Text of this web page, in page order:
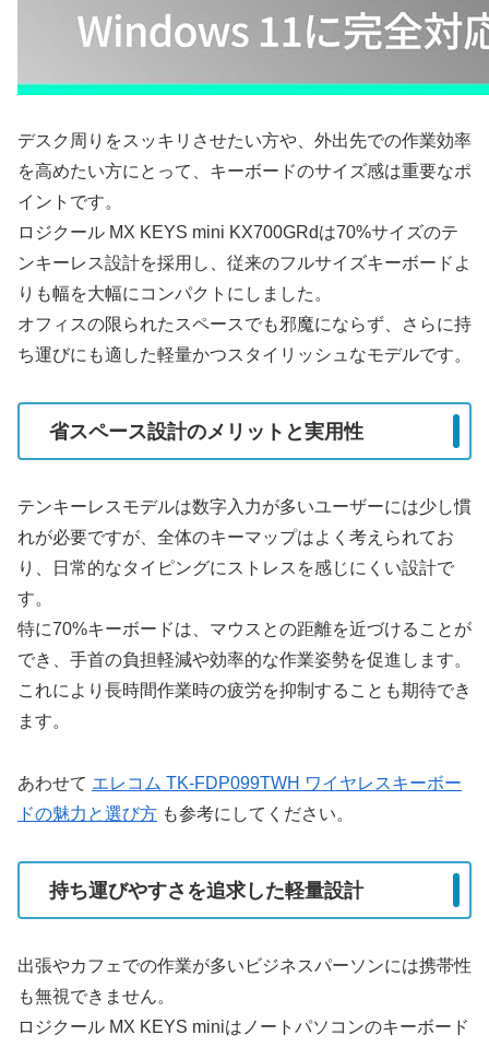
デスク周りをスッキリさせたい方や、外出先での作業効率
を高めたい方にとって、キーボードのサイズ感は重要なポ
イントです。
ロジクール MX KEYS mini KX700GRdは70%サイズのテ
ンキーレス設計を採用し、従来のフルサイズキーボードよ
りも幅を大幅にコンパクトにしました。
オフィスの限られたスペースでも邪魔にならず、さらに持
ち運びにも適した軽量かつスタイリッシュなモデルです。
省スペース設計のメリットと実用性
テンキーレスモデルは数字入力が多いユーザーには少し慣
れが必要ですが、全体のキーマップはよく考えられてお
り、日常的なタイピングにストレスを感じにくい設計で
す。
特に70%キーボードは、マウスとの距離を近づけることが
でき、手首の負担軽減や効率的な作業姿勢を促進します。
これにより長時間作業時の疲労を抑制することも期待でき
ます。
あわせて エレコム TK-FDP099TWH ワイヤレスキーボー
ドの魅力と選び方 も参考にしてください。
持ち運びやすさを追求した軽量設計
出張やカフェでの作業が多いビジネスパーソンには携帯性
も無視できません。
ロジクール MX KEYS miniはノートパソコンのキーボード